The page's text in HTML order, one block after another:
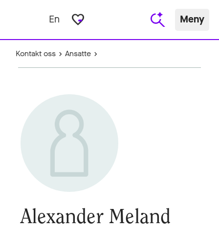
En favorite_border Meny
Kontakt oss Ansatte
Alexander Meland